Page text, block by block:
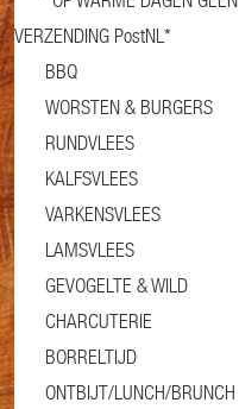
VERZENDING PostNL*
BBQ
WORSTEN & BURGERS
RUNDVLEES
KALFSVLEES
VARKENSVLEES
LAMSVLEES
GEVOGELTE & WILD
CHARCUTERIE
BORRELTIJD
ONTBIJT/LUNCH/BRUNCH